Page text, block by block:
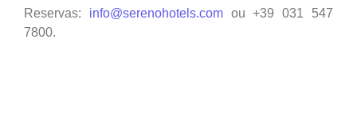
Reservas: info@serenohotels.comou +39 031 547
7800.